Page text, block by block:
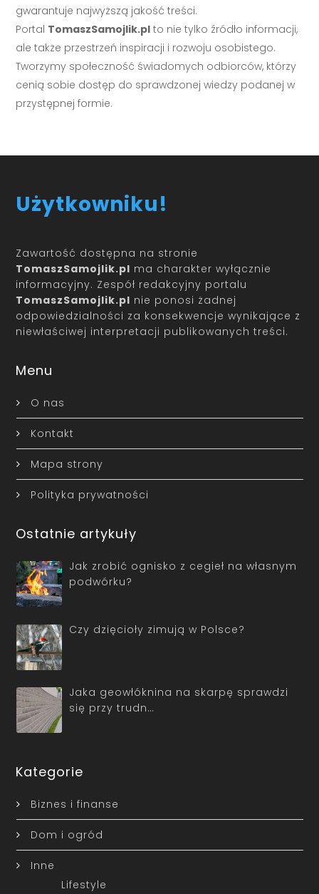
gwarantuje najwyższą jakość treści.
Portal TomaszSamojlik.pl to nie tylko źródło informacji,
ale także przestrzeń inspiracji i rozwoju osobistego.
Tworzymy społeczność świadomych odbiorców, którzy
cenią sobie dostęp do sprawdzonej wiedzy podanej w
przystępnej formie.
Użytkowniku!
Zawartość dostępna na stronie
TomaszSamojlik.pl ma charakter wyłącznie
informacyjny. Zespół redakcyjny portalu
TomaszSamojlik.pl nie ponosi żadnej
odpowiedzialności za konsekwencje wynikające z
niewłaściwej interpretacji publikowanych treści.
Menu
O nas
Kontakt
Mapa strony
Polityka prywatności
Ostatnie artykuły
Jak zrobić ognisko z cegieł na własnym
podwórku?
Czy dzięcioły zimują w Polsce?
Jaka geowłóknina na skarpę sprawdzi
się przy trudn…
Kategorie
Biznes i finanse
Dom i ogród
Inne
Lifestyle